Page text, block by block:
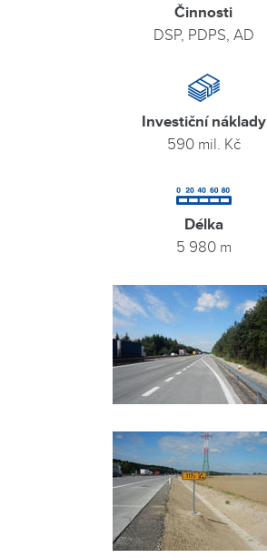
Činnosti
DSP, PDPS, AD
Investiční náklady
590 mil. Kč
Délka
5 980 m